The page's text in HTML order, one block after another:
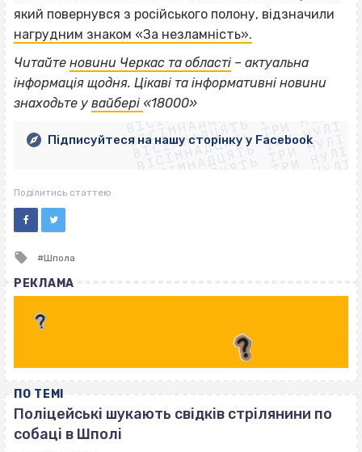
який повернувся з російського полону, відзначили
нагрудним знаком «За незламність».
Читайте новини Черкас та області – актуальна
інформація щодня. Цікаві та інформативні новини
знаходьте у вайбері «18000»
ВІСІМНАДЦЯТЬ ТРИ НУЛІ
ВІСІМНАДЦЯТЬ ТРИ НУЛІ
ВІСІМНАДЦЯТЬ ТРИ НУЛІ
ВІСІМНАДЦЯТЬ ТРИ НУЛІ
ВІСІМНАДЦЯТЬ ТРИ НУЛІ
ВІСІМНАДЦЯТЬ ТРИ НУЛІ
ВІСІМНАДЦЯТЬ ТРИ НУЛІ
ВІСІМНАДЦЯТЬ ТРИ НУЛІ
Підписуйтеся на нашу сторінку у Facebook
Поділитись статтею
Tagged
Шпола
РЕКЛАМА
ПО ТЕМІ
Поліцейські шукають свідків стрілянини по
собаці в Шполі